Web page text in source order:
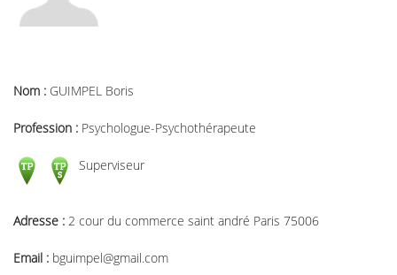
Nom : GUIMPEL Boris
Profession : Psychologue-Psychothérapeute
Superviseur
Adresse : 2 cour du commerce saint andré Paris 75006
Email : bguimpel@gmail.com